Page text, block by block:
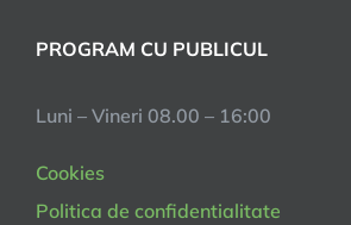
PROGRAM CU PUBLICUL
Luni – Vineri 08.00 – 16:00
Cookies
Politica de confidentialitate